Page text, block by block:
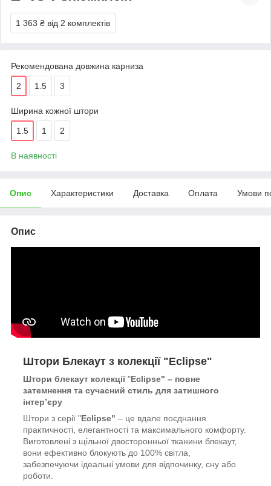
1 363 ₴ від 2 комплектів
Рекомендована довжина карниза
2 1.5 3
Ширина кожної штори
1.5 1 2
В наявності
Опис Характеристики Доставка Оплата Умови
Опис
Штори Блекаут з колекції "Eclipse"
Штори блекаут колекції"Eclipse" – повне
затемнення та сучасний стиль для затишного
інтер’єру
Штори з серії "Eclipse" – це вдале поєднання
практичності, елегантності та максимального комфорту.
Виготовлені з щільної двосторонньої тканини блекаут,
вони ефективно блокують до 100% світла,
забезпечуючи ідеальні умови для відпочинку, сну або
роботи.